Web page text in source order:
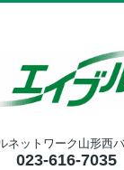
ネットワーク山形西
023-616-7035